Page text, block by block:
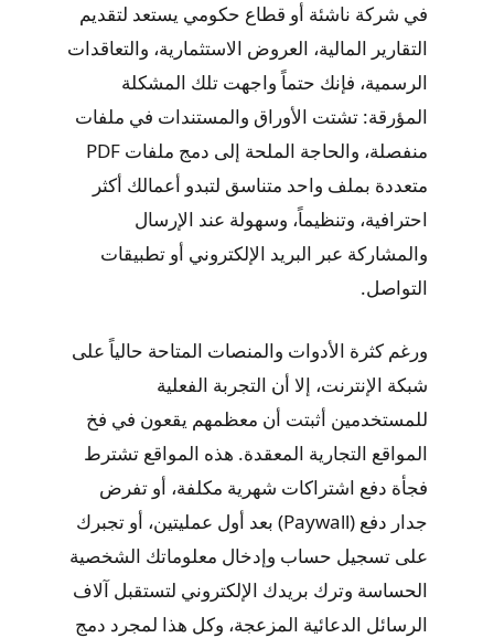
في شركة ناشئة أو قطاع حكومي يستعد لتقديم
التقارير المالية، العروض الاستثمارية، والتعاقدات
الرسمية، فإنك حتماً واجهت تلك المشكلة
المؤرقة: تشتت الأوراق والمستندات في ملفات
منفصلة، والحاجة الملحة إلى دمج ملفات PDF
متعددة بملف واحد متناسق لتبدو أعمالك أكثر
احترافية، وتنظيماً، وسهولة عند الإرسال
والمشاركة عبر البريد الإلكتروني أو تطبيقات
التواصل.
ورغم كثرة الأدوات والمنصات المتاحة حالياً على
شبكة الإنترنت، إلا أن التجربة الفعلية
للمستخدمين أثبتت أن معظمهم يقعون في فخ
المواقع التجارية المعقدة. هذه المواقع تشترط
فجأة دفع اشتراكات شهرية مكلفة، أو تفرض
جدار دفع (Paywall) بعد أول عمليتين، أو تجبرك
على تسجيل حساب وإدخال معلوماتك الشخصية
الحساسة وترك بريدك الإلكتروني لتستقبل آلاف
الرسائل الدعائية المزعجة، وكل هذا لمجرد دمج